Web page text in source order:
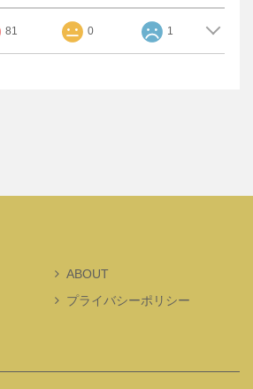
81 0 1
ABOUT
プライバシーポリシー